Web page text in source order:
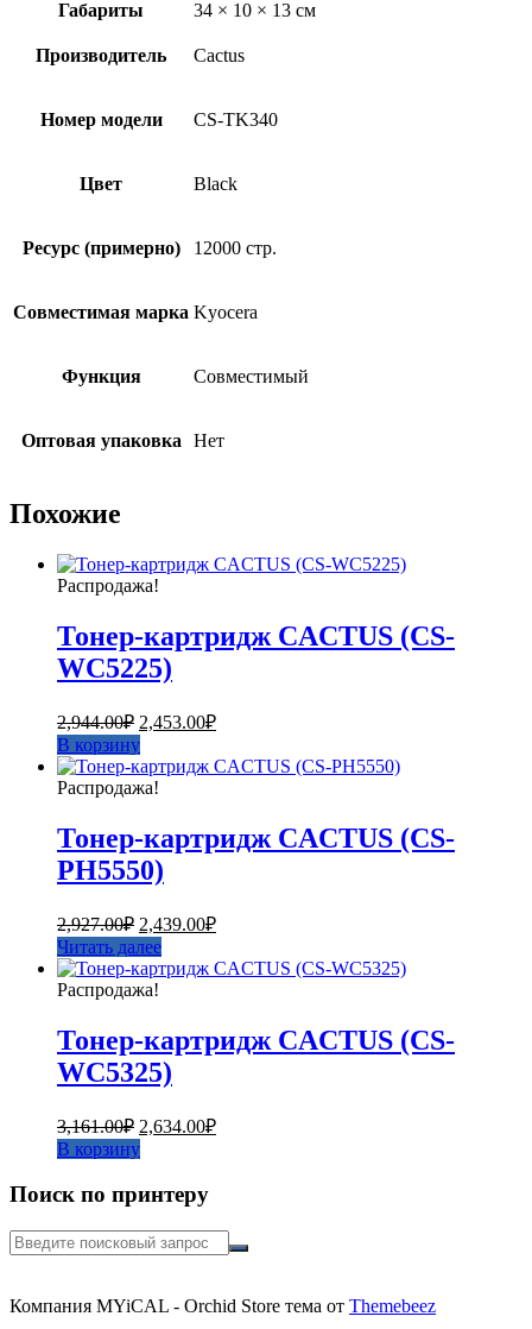
Габариты 34 × 10 × 13 см
Производитель Cactus
Номер модели CS-TK340
Цвет Black
Ресурс (примерно) 12000 стр.
Совместимая марка Kyocera
Функция Совместимый
Оптовая упаковка Нет
Похожие
Распродажа!
Тонер-картридж CACTUS (CS-
WC5225)
2,944.00₽ Первоначальная
цена
составляла
2,944.00₽.
2,453.00₽Текущая
2,453.00₽.
В корзину
Распродажа!
Тонер-картридж CACTUS (CS-
PH5550)
2,927.00₽ Первоначальная
цена
составляла
2,927.00₽.
2,439.00₽Текущая
2,439.00₽.
Читать далее
Распродажа!
Тонер-картридж CACTUS (CS-
WC5325)
3,161.00₽ Первоначальная
цена
составляла
3,161.00₽.
2,634.00₽Текущая
В корзину
Поиск по принтеру
Искать:
Компания MYiCAL - Orchid Store тема от Themebeez